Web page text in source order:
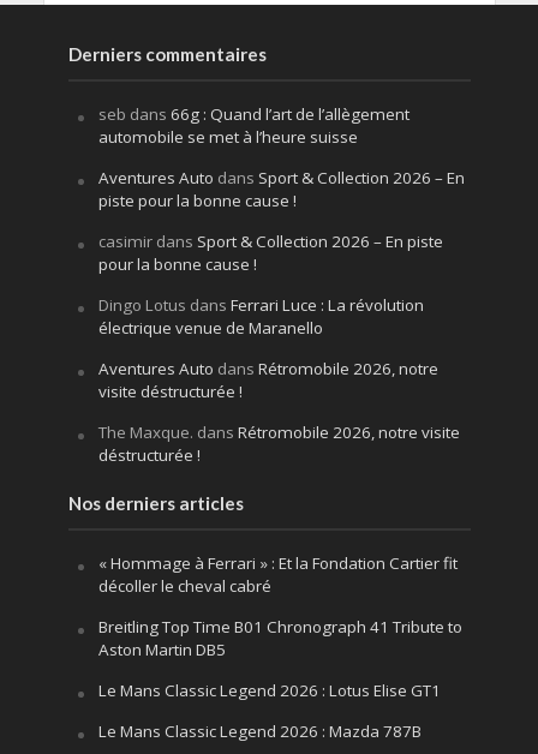
Derniers commentaires
seb dans 66g : Quand l’art de l’allègement
automobile se met à l’heure suisse
Aventures Auto dans Sport & Collection 2026 – En
piste pour la bonne cause !
casimirdans Sport & Collection 2026 – En piste
pour la bonne cause !
Dingo Lotus dans Ferrari Luce : La révolution
électrique venue de Maranello
Aventures Auto dans Rétromobile 2026, notre
visite déstructurée !
The Maxque. dans Rétromobile 2026, notre visite
déstructurée !
Nos derniers articles
« Hommage à Ferrari » : Et la Fondation Cartier fit
décoller le cheval cabré
Breitling Top Time B01 Chronograph 41 Tribute to
Aston Martin DB5
Le Mans Classic Legend 2026 : Lotus Elise GT1
Le Mans Classic Legend 2026 : Mazda 787B